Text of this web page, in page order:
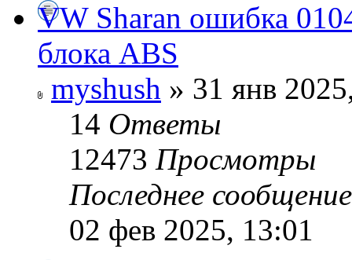
VW Sharan ошибка
блока ABS
myshush » 31 янв
14 Ответы
12473 Просмотры
Последнее
02 фев 2025, 13:01